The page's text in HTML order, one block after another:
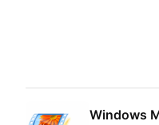
Windows